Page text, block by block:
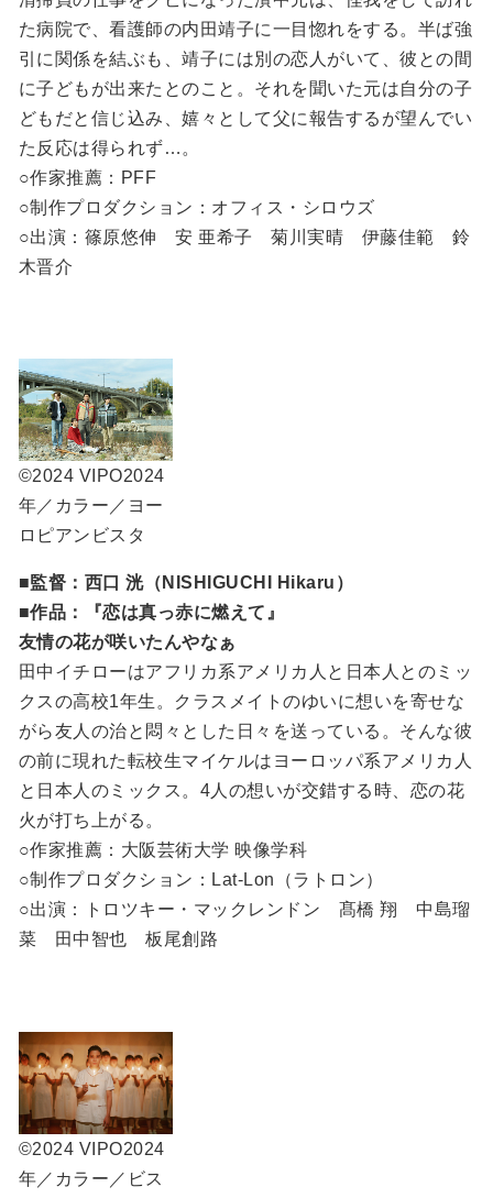
た病院で、看護師の内田靖子に一目惚れをする。半ば強
引に関係を結ぶも、靖子には別の恋人がいて、彼との間
に子どもが出来たとのこと。それを聞いた元は自分の子
どもだと信じ込み、嬉々として父に報告するが望んでい
た反応は得られず…。
○作家推薦：PFF
○制作プロダクション：オフィス・シロウズ
○出演：篠原悠伸 安 亜希子 菊川実晴 伊藤佳範 鈴
木晋介
©2024 VIPO2024
年／カラー／ヨー
ロピアンビスタ
■監督：西口 洸（NISHIGUCHI Hikaru）
■作品：『恋は真っ赤に燃えて』
友情の花が咲いたんやなぁ
田中イチローはアフリカ系アメリカ人と日本人とのミッ
クスの高校1年生。クラスメイトのゆいに想いを寄せな
がら友人の治と悶々とした日々を送っている。そんな彼
の前に現れた転校生マイケルはヨーロッパ系アメリカ人
と日本人のミックス。4人の想いが交錯する時、恋の花
火が打ち上がる。
○作家推薦：大阪芸術大学 映像学科
○制作プロダクション：Lat-Lon（ラトロン）
○出演：トロツキー・マックレンドン 髙橋 翔 中島瑠
菜 田中智也 板尾創路
©2024 VIPO2024
年／カラー／ビス